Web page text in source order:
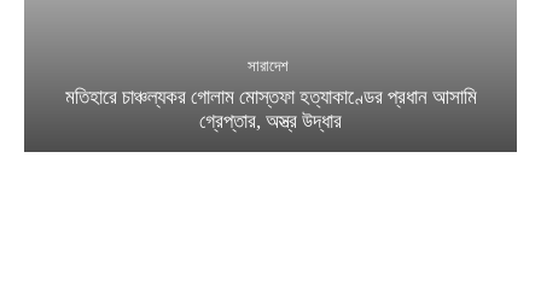
সারাদেশ
মতিহারে চাঞ্চল্যকর গোলাম মোস্তফা হত্যাকাণ্ডের প্রধান আসামি
গ্রেপ্তার, অস্ত্র উদ্ধার